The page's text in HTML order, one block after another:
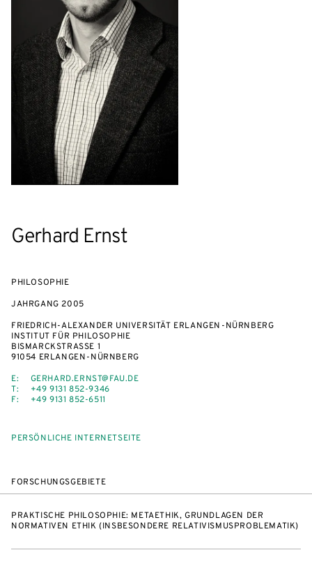
Gerhard Ernst
PHILOSOPHIE
JAHRGANG 2005
FRIEDRICH-ALEXANDER UNIVERSITÄT ERLANGEN-NÜRNBERG
INSTITUT FÜR PHILOSOPHIE
BISMARCKSTRASSE 1
91054 ERLANGEN-NÜRNBERG
E:
GERHARD.ERNST@FAU.DE
T:
+49 9131 852-9346
F:
+49 9131 852-6511
PERSÖNLICHE INTERNETSEITE
FORSCHUNGSGEBIETE
PRAKTISCHE PHILOSOPHIE: METAETHIK, GRUNDLAGEN DER
NORMATIVEN ETHIK (INSBESONDERE RELATIVISMUSPROBLEMATIK)